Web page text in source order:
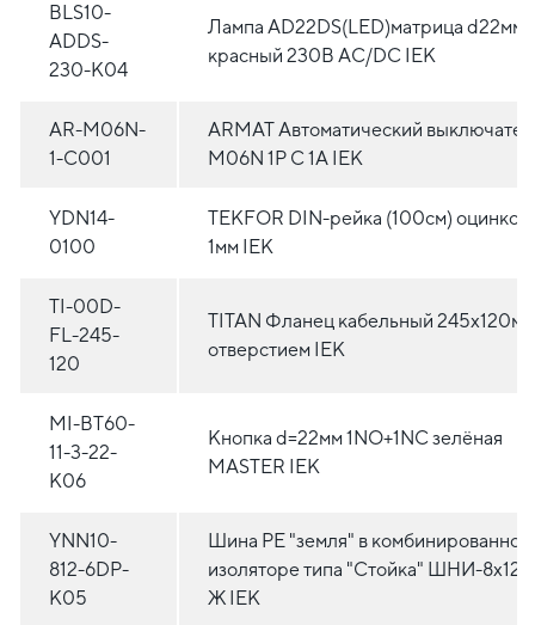
BLS10-
ADDS-
230-K04
Лампа AD22DS(LED)матрица d22мм
красный 230В AC/DC IEK
AR-M06N-
1-C001
ARMAT Автоматический
M06N 1P C 1А IEK
YDN14-
0100
TEKFOR DIN-рейка (100см)
1мм IEK
TI-00D-
FL-245-
120
TITAN Фланец кабельный
отверстием IEK
MI-BT60-
11-3-22-
K06
Кнопка d=22мм 1NO+1NC зелёная
MASTER IEK
YNN10-
812-6DP-
K05
Шина PE "земля" в
изоляторе типа "Стойка" ШНИ-
Ж IEK